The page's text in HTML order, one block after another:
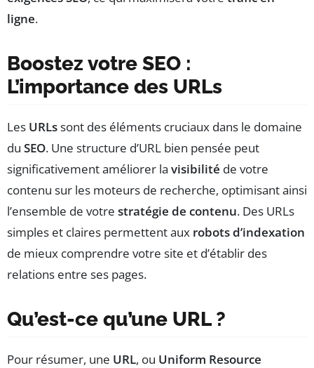
ligne.
Boostez votre SEO :
L’importance des URLs
Les URLssont des éléments cruciaux dans le domaine
du SEO. Une structure d’URL bien pensée peut
significativement améliorer la visibilité de votre
contenu sur les moteurs de recherche, optimisant ainsi
l’ensemble de votre stratégie de contenu. Des URLs
simples et claires permettent aux robots d’indexation
de mieux comprendre votre site et d’établir des
relations entre ses pages.
Qu’est-ce qu’une URL ?
Pour résumer, une URL, ou Uniform Resource